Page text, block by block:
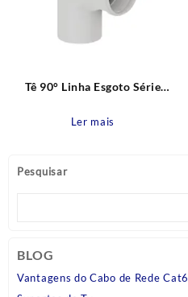
Pesquisar
BLOG
Vantagens do Cabo de Rede Cat6
Tê 90° Linha Esgoto Série
Tigre
Ler mais